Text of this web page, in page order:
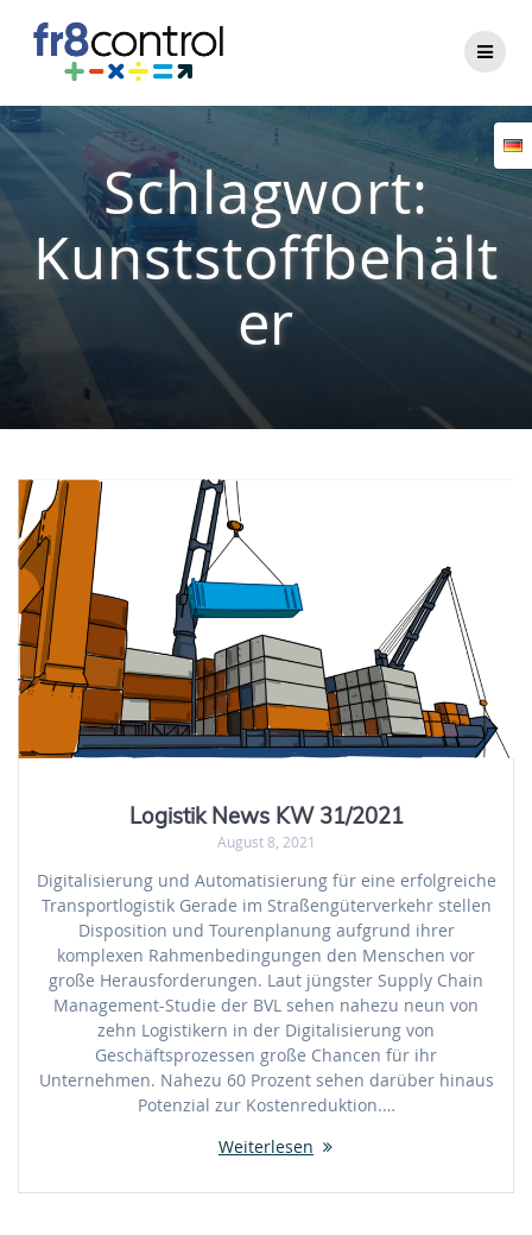
Schlagwort:
Kunststoffbehält
er
Logistik News KW 31/2021
August 8, 2021
Digitalisierung und Automatisierung für eine erfolgreiche
Transportlogistik Gerade im Straßengüterverkehr stellen
Disposition und Tourenplanung aufgrund ihrer
komplexen Rahmenbedingungen den Menschen vor
große Herausforderungen. Laut jüngster Supply Chain
Management-Studie der BVL sehen nahezu neun von
zehn Logistikern in der Digitalisierung von
Geschäftsprozessen große Chancen für ihr
Unternehmen. Nahezu 60 Prozent sehen darüber hinaus
Potenzial zur Kostenreduktion.…
Weiterlesen